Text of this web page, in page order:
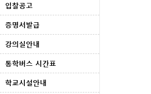
입찰공고
증명서발급
강의실안내
통학버스 시간표
학교시설안내